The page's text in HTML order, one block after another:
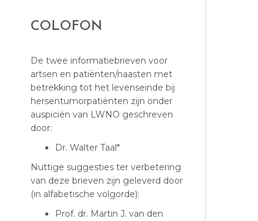
COLOFON
De twee informatiebrieven voor
artsen en patiënten/naasten met
betrekking tot het levenseinde bij
hersentumorpatiënten zijn onder
auspiciën van LWNO geschreven
door:
Dr. Walter Taal*
Nuttige suggesties ter verbetering
van deze brieven zijn geleverd door
(in alfabetische volgorde):
Prof. dr. Martin J. van den